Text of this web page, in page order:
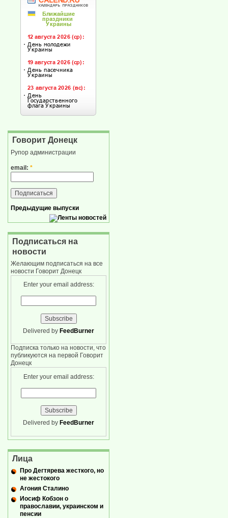
Говорит Донецк
Рупор администрации
email: *
Предыдущие выпуски
Подписаться на
новости
Желающим подписаться на все
новости Говорит Донецк
Enter your email address:
Delivered by FeedBurner
Подписка только на новости, что
публикуются на первой Говорит
Донецк
Enter your email address:
Delivered by FeedBurner
Лица
Про Дегтярева жесткого, но
не жестокого
Агония Сталино
Иосиф Кобзон о
православии, украинском и
пенсии